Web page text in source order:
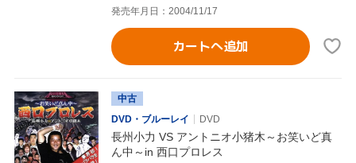
発売年月日：2004/11/17
カートへ追加
中古
DVD・ブルーレイ
DVD
長州小力 VS アントニオ小猪木～お笑いど真
ん中～in 西口プロレス